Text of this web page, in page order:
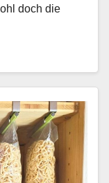
doch die